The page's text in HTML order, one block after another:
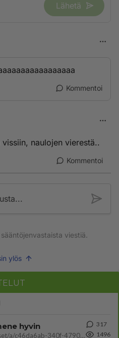
Lähetä
Kommentoi
naulojen vierestä..
Kommentoi
sääntöjenvastaista viestiä.
ylös
hyvin
https://www.iltalehti.fi/viihdeuutiset/a/c46da6ab-340f-4790-aaa7-0865eed2336 Yrityksen konkurssihakemus on tullut kärä
317
1496